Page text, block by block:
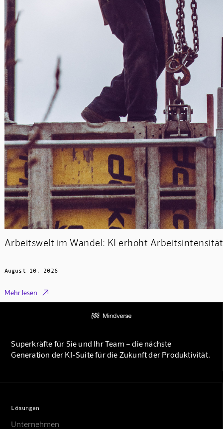
Arbeitswelt im Wandel: KI erhöht
August 10, 2026
Mehr lesen 
Superkräfte für Sie und Ihr Team – die nächste
Generation der KI-Suite für die Zukunft der Produktivität.
Lösungen
Unternehmen